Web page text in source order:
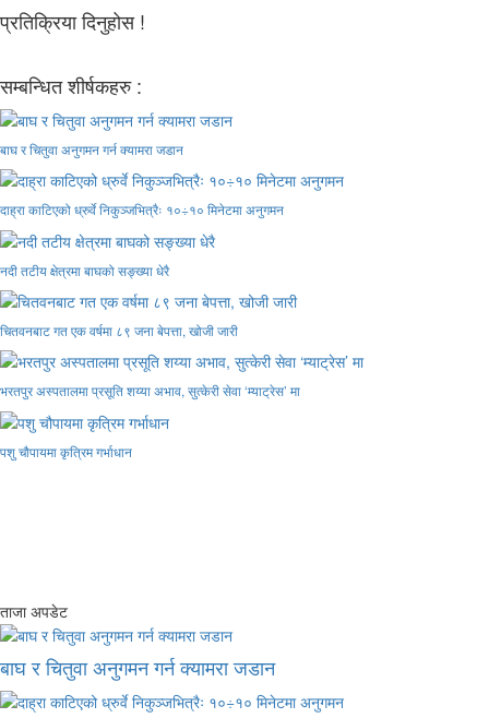
प्रतिक्रिया दिनुहोस !
सम्बन्धित शीर्षकहरु :
बाघ र चितुवा अनुगमन गर्न क्यामरा जडान
दाह्रा काटिएको ध्रुर्वे निकुञ्जभित्रैः १०÷१० मिनेटमा अनुगमन
नदी तटीय क्षेत्रमा बाघको सङ्ख्या धेरै
चितवनबाट गत एक वर्षमा ८९ जना बेपत्ता, खोजी जारी
भरतपुर अस्पतालमा प्रसूति शय्या अभाव, सुत्केरी सेवा ‘म्याट्रेस’ मा
पशु चौपायमा कृत्रिम गर्भाधान
ताजा अपडेट
बाघ र चितुवा अनुगमन गर्न क्यामरा जडान